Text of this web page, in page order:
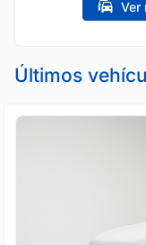
Ver
Últimos